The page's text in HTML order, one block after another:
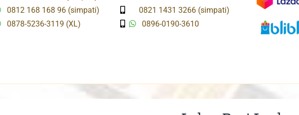
0812 168 168 96 (simpati)
0878-5236-3119 (XL)
0821 1431 3266 (simpati)
0896-0190-3610